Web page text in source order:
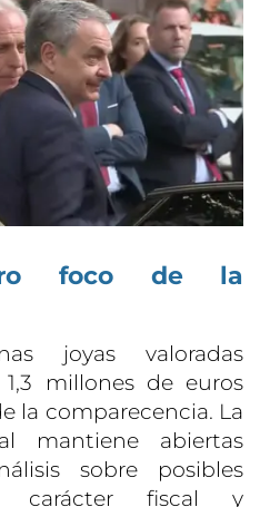
foco de la
joyas valoradas
millones de euros
la comparecencia. La
mantiene abiertas
sobre posibles
carácter fiscal y